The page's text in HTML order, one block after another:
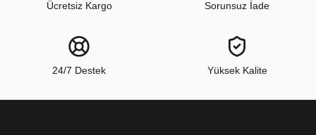
Ücretsiz Kargo Sorunsuz İade
24/7 Destek Yüksek Kalite